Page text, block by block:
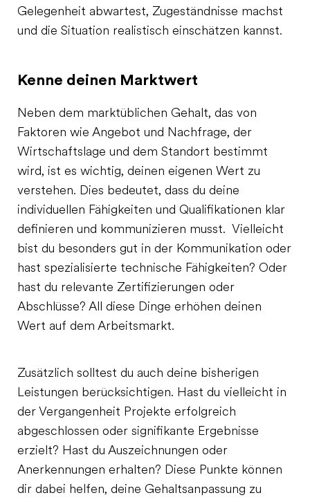
Gelegenheit abwartest, Zugeständnisse machst
und die Situation realistisch einschätzen kannst.
Kenne deinen Marktwert
Neben dem marktüblichen Gehalt, das von
Faktoren wie Angebot und Nachfrage, der
Wirtschaftslage und dem Standort bestimmt
wird, ist es wichtig, deinen eigenen Wert zu
verstehen. Dies bedeutet, dass du deine
individuellen Fähigkeiten und Qualifikationen klar
definieren und kommunizieren musst. Vielleicht
bist du besonders gut in der Kommunikation oder
hast spezialisierte technische Fähigkeiten? Oder
hast du relevante Zertifizierungen oder
Abschlüsse? All diese Dinge erhöhen deinen
Wert auf dem Arbeitsmarkt.
Zusätzlich solltest du auch deine bisherigen
Leistungen berücksichtigen. Hast du vielleicht in
der Vergangenheit Projekte erfolgreich
abgeschlossen oder signifikante Ergebnisse
erzielt? Hast du Auszeichnungen oder
Anerkennungen erhalten? Diese Punkte können
dir dabei helfen, deine Gehaltsanpassung zu